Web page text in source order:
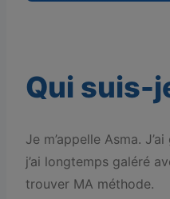
Qui suis-
Je m’appelle Asma.
j’ai longtemps galéré
trouver MA méthode.